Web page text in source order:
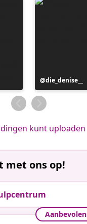
Bericht
gepubliceerd
door
die_denise__
kunt uploaden
met ons op!
Aanbevolen